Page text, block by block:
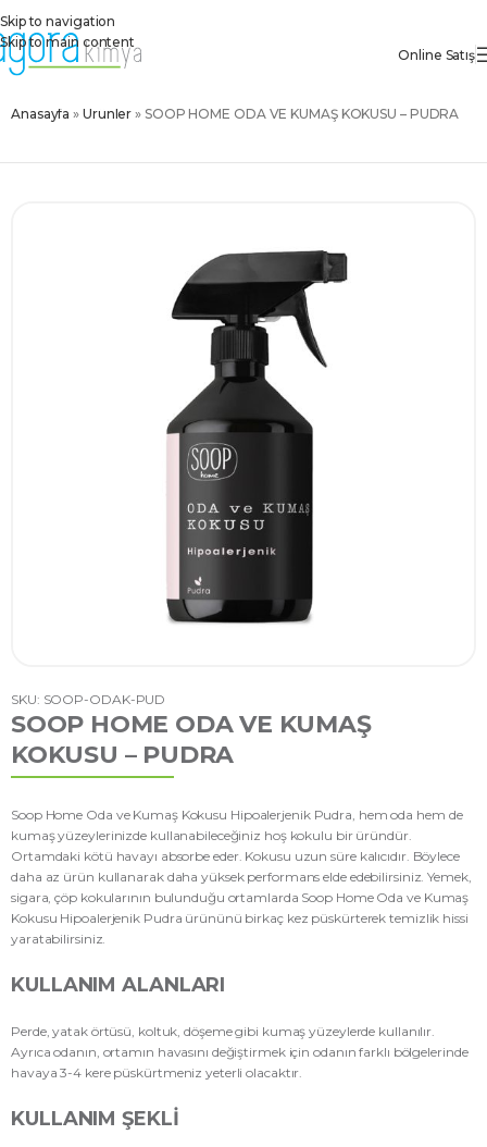
Skip to navigation
Skip to main content
Online Satış
Anasayfa » Ürünler » SOOP HOME ODA VE KUMAŞ KOKUSU – PUDRA
SKU: SOOP-ODAK-PUD
SOOP HOME ODA VE KUMAŞ
KOKUSU – PUDRA
Soop Home Oda ve Kumaş Kokusu Hipoalerjenik Pudra, hem oda hem de
kumaş yüzeylerinizde kullanabileceğiniz hoş kokulu bir üründür.
Ortamdaki kötü havayı absorbe eder. Kokusu uzun süre kalıcıdır. Böylece
daha az ürün kullanarak daha yüksek performans elde edebilirsiniz. Yemek,
sigara, çöp kokularının bulunduğu ortamlarda Soop Home Oda ve Kumaş
Kokusu Hipoalerjenik Pudra ürününü birkaç kez püskürterek temizlik hissi
yaratabilirsiniz.
KULLANIM ALANLARI
Perde, yatak örtüsü, koltuk, döşeme gibi kumaş yüzeylerde kullanılır.
Ayrıca odanın, ortamın havasını değiştirmek için odanın farklı bölgelerinde
havaya 3-4 kere püskürtmeniz yeterli olacaktır.
KULLANIM ŞEKLI